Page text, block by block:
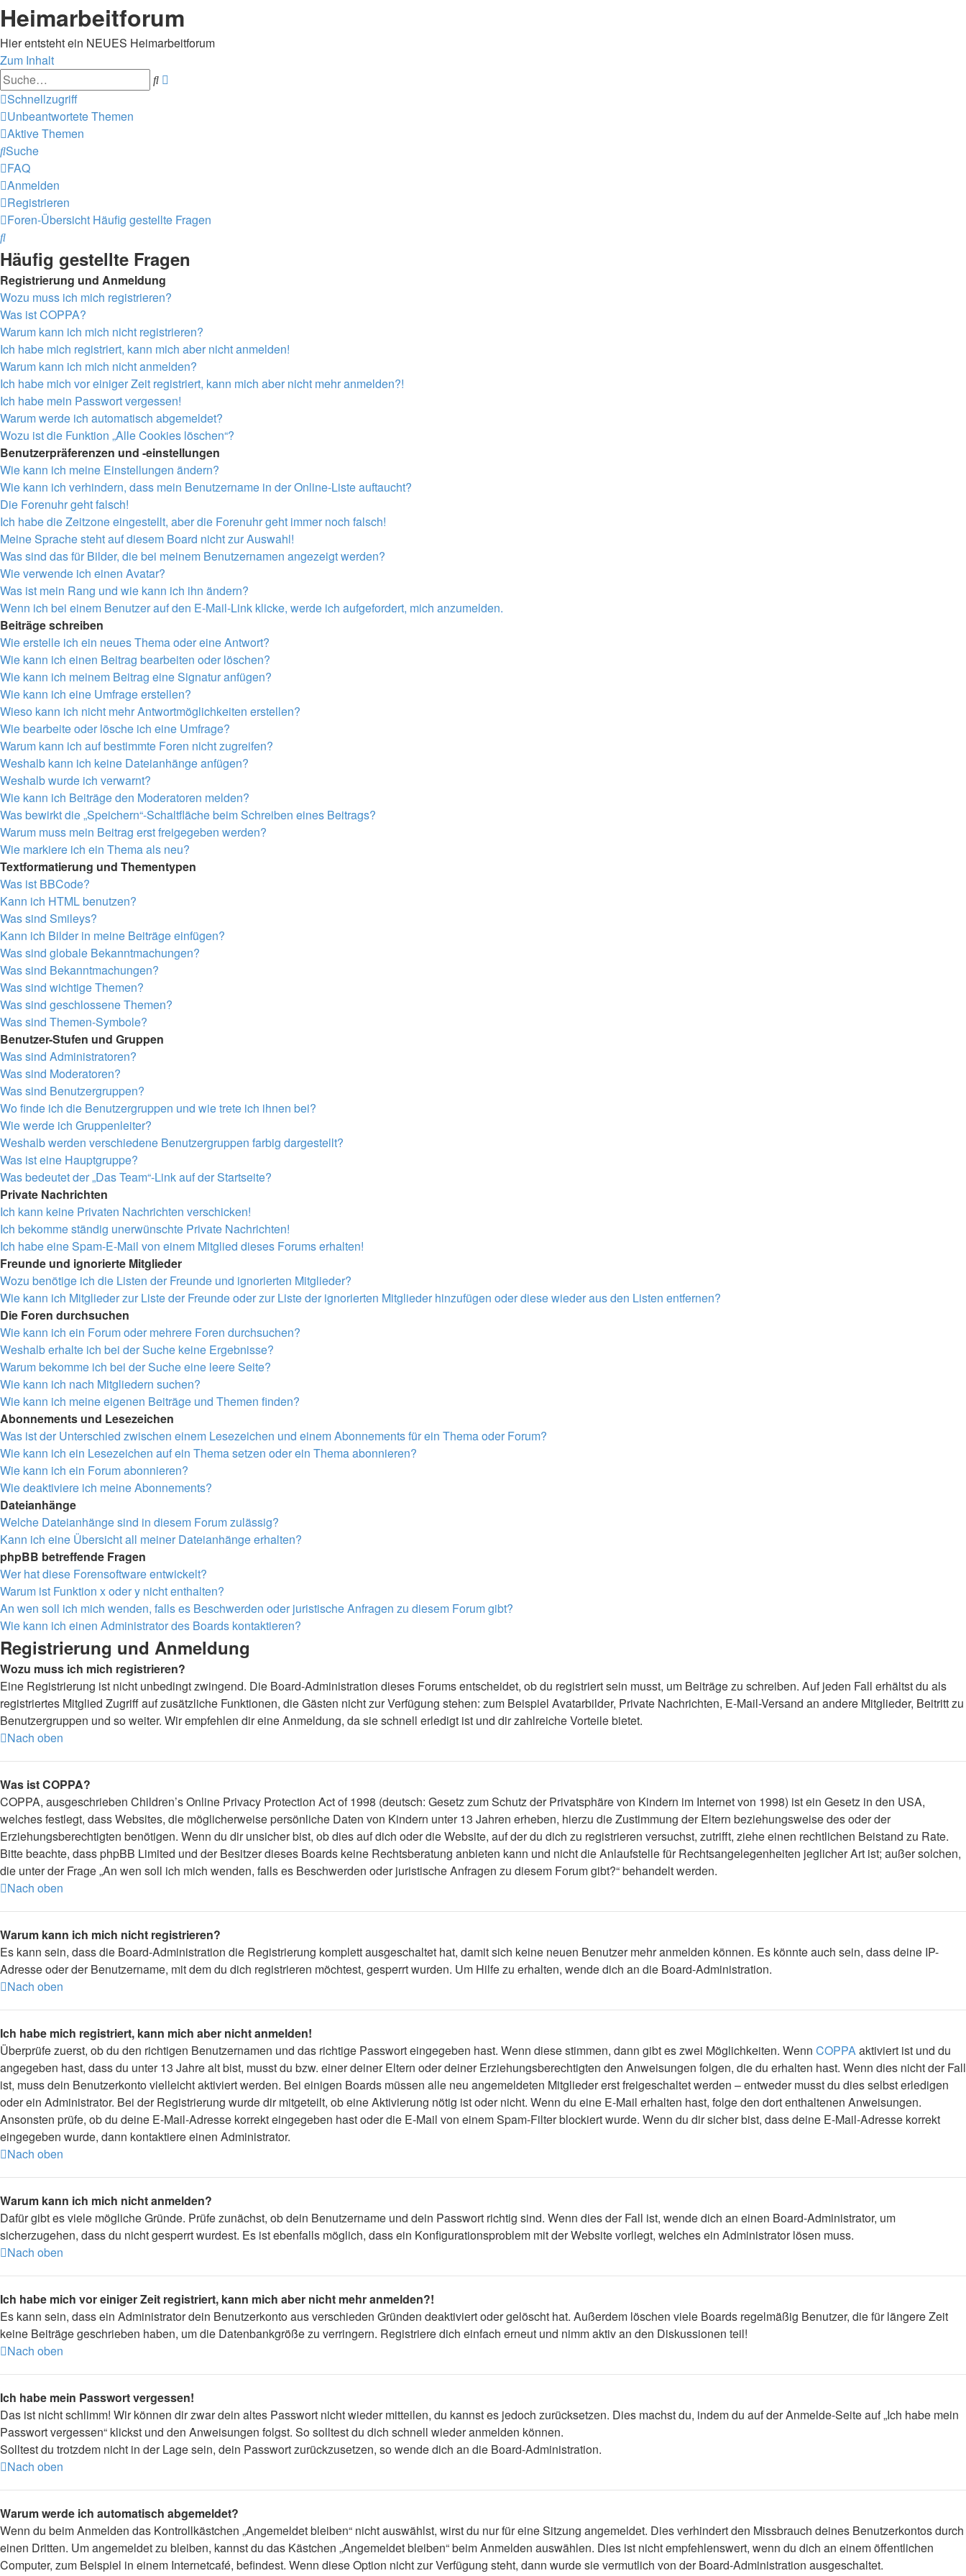
Heimarbeitforum
Hier entsteht ein NEUES Heimarbeitforum
Zum Inhalt
Suche
Schnellzugriff
Unbeantwortete Themen
Aktive Themen
Suche
FAQ
Anmelden
Registrieren
Foren-Übersicht Häufig gestellte Fragen
Suche
Häufig gestellte Fragen
Registrierung und Anmeldung
Wozu muss ich mich registrieren?
Was ist COPPA?
Warum kann ich mich nicht registrieren?
Ich habe mich registriert, kann mich aber nicht anmelden!
Warum kann ich mich nicht anmelden?
Ich habe mich vor einiger Zeit registriert, kann mich aber nicht mehr anmelden?!
Ich habe mein Passwort vergessen!
Warum werde ich automatisch abgemeldet?
Wozu ist die Funktion „Alle Cookies löschen“?
Benutzerpräferenzen und -einstellungen
Wie kann ich meine Einstellungen ändern?
Wie kann ich verhindern, dass mein Benutzername in der Online-Liste auftaucht?
Die Forenuhr geht falsch!
Ich habe die Zeitzone eingestellt, aber die Forenuhr geht immer noch falsch!
Meine Sprache steht auf diesem Board nicht zur Auswahl!
Was sind das für Bilder, die bei meinem Benutzernamen angezeigt werden?
Wie verwende ich einen Avatar?
Was ist mein Rang und wie kann ich ihn ändern?
Wenn ich bei einem Benutzer auf den E-Mail-Link klicke, werde ich aufgefordert, mich anzumelden.
Beiträge schreiben
Wie erstelle ich ein neues Thema oder eine Antwort?
Wie kann ich einen Beitrag bearbeiten oder löschen?
Wie kann ich meinem Beitrag eine Signatur anfügen?
Wie kann ich eine Umfrage erstellen?
Wieso kann ich nicht mehr Antwortmöglichkeiten erstellen?
Wie bearbeite oder lösche ich eine Umfrage?
Warum kann ich auf bestimmte Foren nicht zugreifen?
Weshalb kann ich keine Dateianhänge anfügen?
Weshalb wurde ich verwarnt?
Wie kann ich Beiträge den Moderatoren melden?
Was bewirkt die „Speichern“-Schaltfläche beim Schreiben eines Beitrags?
Warum muss mein Beitrag erst freigegeben werden?
Wie markiere ich ein Thema als neu?
Textformatierung und Thementypen
Was ist BBCode?
Kann ich HTML benutzen?
Was sind Smileys?
Kann ich Bilder in meine Beiträge einfügen?
Was sind globale Bekanntmachungen?
Was sind Bekanntmachungen?
Was sind wichtige Themen?
Was sind geschlossene Themen?
Was sind Themen-Symbole?
Benutzer-Stufen und Gruppen
Was sind Administratoren?
Was sind Moderatoren?
Was sind Benutzergruppen?
Wo finde ich die Benutzergruppen und wie trete ich ihnen bei?
Wie werde ich Gruppenleiter?
Weshalb werden verschiedene Benutzergruppen farbig dargestellt?
Was ist eine Hauptgruppe?
Was bedeutet der „Das Team“-Link auf der Startseite?
Private Nachrichten
Ich kann keine Privaten Nachrichten verschicken!
Ich bekomme ständig unerwünschte Private Nachrichten!
Ich habe eine Spam-E-Mail von einem Mitglied dieses Forums erhalten!
Freunde und ignorierte Mitglieder
Wozu benötige ich die Listen der Freunde und ignorierten Mitglieder?
Wie kann ich Mitglieder zur Liste der Freunde oder zur Liste der ignorierten Mitglieder hinzufügen oder diese wieder aus den Listen entfernen?
Die Foren durchsuchen
Wie kann ich ein Forum oder mehrere Foren durchsuchen?
Weshalb erhalte ich bei der Suche keine Ergebnisse?
Warum bekomme ich bei der Suche eine leere Seite?
Wie kann ich nach Mitgliedern suchen?
Wie kann ich meine eigenen Beiträge und Themen finden?
Abonnements und Lesezeichen
Was ist der Unterschied zwischen einem Lesezeichen und einem Abonnements für ein Thema oder Forum?
Wie kann ich ein Lesezeichen auf ein Thema setzen oder ein Thema abonnieren?
Wie kann ich ein Forum abonnieren?
Wie deaktiviere ich meine Abonnements?
Dateianhänge
Welche Dateianhänge sind in diesem Forum zulässig?
Kann ich eine Übersicht all meiner Dateianhänge erhalten?
phpBB betreffende Fragen
Wer hat diese Forensoftware entwickelt?
Warum ist Funktion x oder y nicht enthalten?
An wen soll ich mich wenden, falls es Beschwerden oder juristische Anfragen zu diesem Forum gibt?
Wie kann ich einen Administrator des Boards kontaktieren?
Registrierung und Anmeldung
Wozu muss ich mich registrieren?
Eine Registrierung ist nicht unbedingt zwingend. Die Board-Administration dieses Forums entscheidet, ob du registriert sein musst, um Beiträge zu schreiben. Auf jeden Fall erhältst du als
registriertes Mitglied Zugriff auf zusätzliche Funktionen, die Gästen nicht zur Verfügung stehen: zum Beispiel Avatarbilder, Private Nachrichten, E-Mail-Versand an andere Mitglieder, Beitritt zu
Benutzergruppen und so weiter. Wir empfehlen dir eine Anmeldung, da sie schnell erledigt ist und dir zahlreiche Vorteile bietet.
Nach oben
Was ist COPPA?
COPPA, ausgeschrieben Children’s Online Privacy Protection Act of 1998 (deutsch: Gesetz zum Schutz der Privatsphäre von Kindern im Internet von 1998) ist ein Gesetz in den USA,
welches festlegt, dass Websites, die möglicherweise persönliche Daten von Kindern unter 13 Jahren erheben, hierzu die Zustimmung der Eltern beziehungsweise des oder der
Erziehungsberechtigten benötigen. Wenn du dir unsicher bist, ob dies auf dich oder die Website, auf der du dich zu registrieren versuchst, zutrifft, ziehe einen rechtlichen Beistand zu Rate.
Bitte beachte, dass phpBB Limited und der Besitzer dieses Boards keine Rechtsberatung anbieten kann und nicht die Anlaufstelle für Rechtsangelegenheiten jeglicher Art ist; außer solchen,
die unter der Frage „An wen soll ich mich wenden, falls es Beschwerden oder juristische Anfragen zu diesem Forum gibt?“ behandelt werden.
Nach oben
Warum kann ich mich nicht registrieren?
Es kann sein, dass die Board-Administration die Registrierung komplett ausgeschaltet hat, damit sich keine neuen Benutzer mehr anmelden können. Es könnte auch sein, dass deine IP-
Adresse oder der Benutzername, mit dem du dich registrieren möchtest, gesperrt wurden. Um Hilfe zu erhalten, wende dich an die Board-Administration.
Nach oben
Ich habe mich registriert, kann mich aber nicht anmelden!
Überprüfe zuerst, ob du den richtigen Benutzernamen und das richtige Passwort eingegeben hast. Wenn diese stimmen, dann gibt es zwei Möglichkeiten. Wenn COPPAaktiviert ist und du
angegeben hast, dass du unter 13 Jahre alt bist, musst du bzw. einer deiner Eltern oder deiner Erziehungsberechtigten den Anweisungen folgen, die du erhalten hast. Wenn dies nicht der Fall
ist, muss dein Benutzerkonto vielleicht aktiviert werden. Bei einigen Boards müssen alle neu angemeldeten Mitglieder erst freigeschaltet werden – entweder musst du dies selbst erledigen
oder ein Administrator. Bei der Registrierung wurde dir mitgeteilt, ob eine Aktivierung nötig ist oder nicht. Wenn du eine E-Mail erhalten hast, folge den dort enthaltenen Anweisungen.
Ansonsten prüfe, ob du deine E-Mail-Adresse korrekt eingegeben hast oder die E-Mail von einem Spam-Filter blockiert wurde. Wenn du dir sicher bist, dass deine E-Mail-Adresse korrekt
eingegeben wurde, dann kontaktiere einen Administrator.
Nach oben
Warum kann ich mich nicht anmelden?
Dafür gibt es viele mögliche Gründe. Prüfe zunächst, ob dein Benutzername und dein Passwort richtig sind. Wenn dies der Fall ist, wende dich an einen Board-Administrator, um
sicherzugehen, dass du nicht gesperrt wurdest. Es ist ebenfalls möglich, dass ein Konfigurationsproblem mit der Website vorliegt, welches ein Administrator lösen muss.
Nach oben
Ich habe mich vor einiger Zeit registriert, kann mich aber nicht mehr anmelden?!
Es kann sein, dass ein Administrator dein Benutzerkonto aus verschieden Gründen deaktiviert oder gelöscht hat. Außerdem löschen viele Boards regelmäßig Benutzer, die für längere Zeit
keine Beiträge geschrieben haben, um die Datenbankgröße zu verringern. Registriere dich einfach erneut und nimm aktiv an den Diskussionen teil!
Nach oben
Ich habe mein Passwort vergessen!
Das ist nicht schlimm! Wir können dir zwar dein altes Passwort nicht wieder mitteilen, du kannst es jedoch zurücksetzen. Dies machst du, indem du auf der Anmelde-Seite auf „Ich habe mein
Passwort vergessen“ klickst und den Anweisungen folgst. So solltest du dich schnell wieder anmelden können.
Solltest du trotzdem nicht in der Lage sein, dein Passwort zurückzusetzen, so wende dich an die Board-Administration.
Nach oben
Warum werde ich automatisch abgemeldet?
Wenn du beim Anmelden das Kontrollkästchen „Angemeldet bleiben“ nicht auswählst, wirst du nur für eine Sitzung angemeldet. Dies verhindert den Missbrauch deines Benutzerkontos durch
einen Dritten. Um angemeldet zu bleiben, kannst du das Kästchen „Angemeldet bleiben“ beim Anmelden auswählen. Dies ist nicht empfehlenswert, wenn du dich an einem öffentlichen
Computer, zum Beispiel in einem Internetcafé, befindest. Wenn diese Option nicht zur Verfügung steht, dann wurde sie vermutlich von der Board-Administration ausgeschaltet.